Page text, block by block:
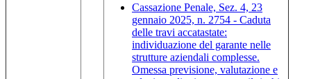
Cassazione Penale, Sez. 4, 23
gennaio 2025, n. 2754 - Caduta
delle travi accatastate:
individuazione del garante nelle
strutture aziendali complesse.
Omessa previsione, valutazione e